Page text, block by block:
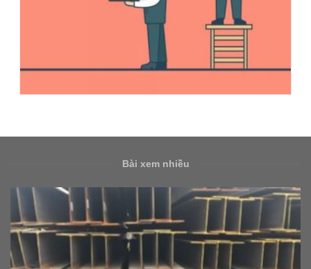
Bài xem nhiều